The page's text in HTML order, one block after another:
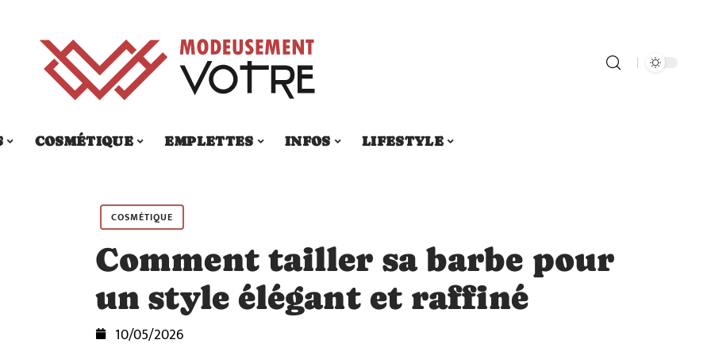
COSMÉTIQUE EMPLETTES INFOS LIFESTYLE
COSMÉTIQUE
Comment tailler sa barbe pour
un style élégant et raffiné
10/05/2026